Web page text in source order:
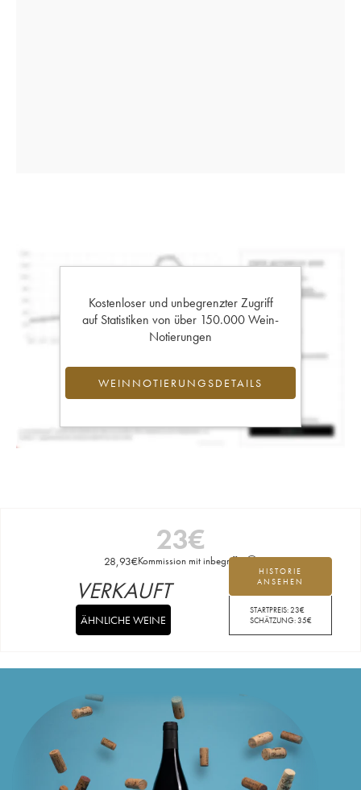
Kostenloser und unbegrenzter Zugriff
auf Statistiken von über 150.000 Wein-
Notierungen
WEINNOTIERUNGSDETAILS
23€
28,93€Kommission mit inbegriffen
HISTORIE
ANSEHEN
STARTPREIS:23€
SCHÄTZUNG:35€
VERKAUFT
ÄHNLICHE WEINE